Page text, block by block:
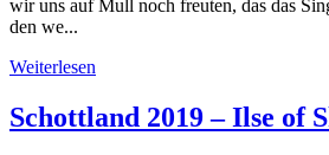
wir uns auf Mull noch freuten, das das
den we...
Weiterlesen
Schottland 2019 – Ilse of